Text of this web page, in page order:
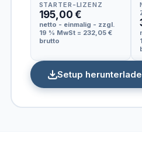
STARTER-LIZENZ
195,00 €
netto - einmalig - zzgl.
19 % MwSt = 232,05 €
brutto
Setup